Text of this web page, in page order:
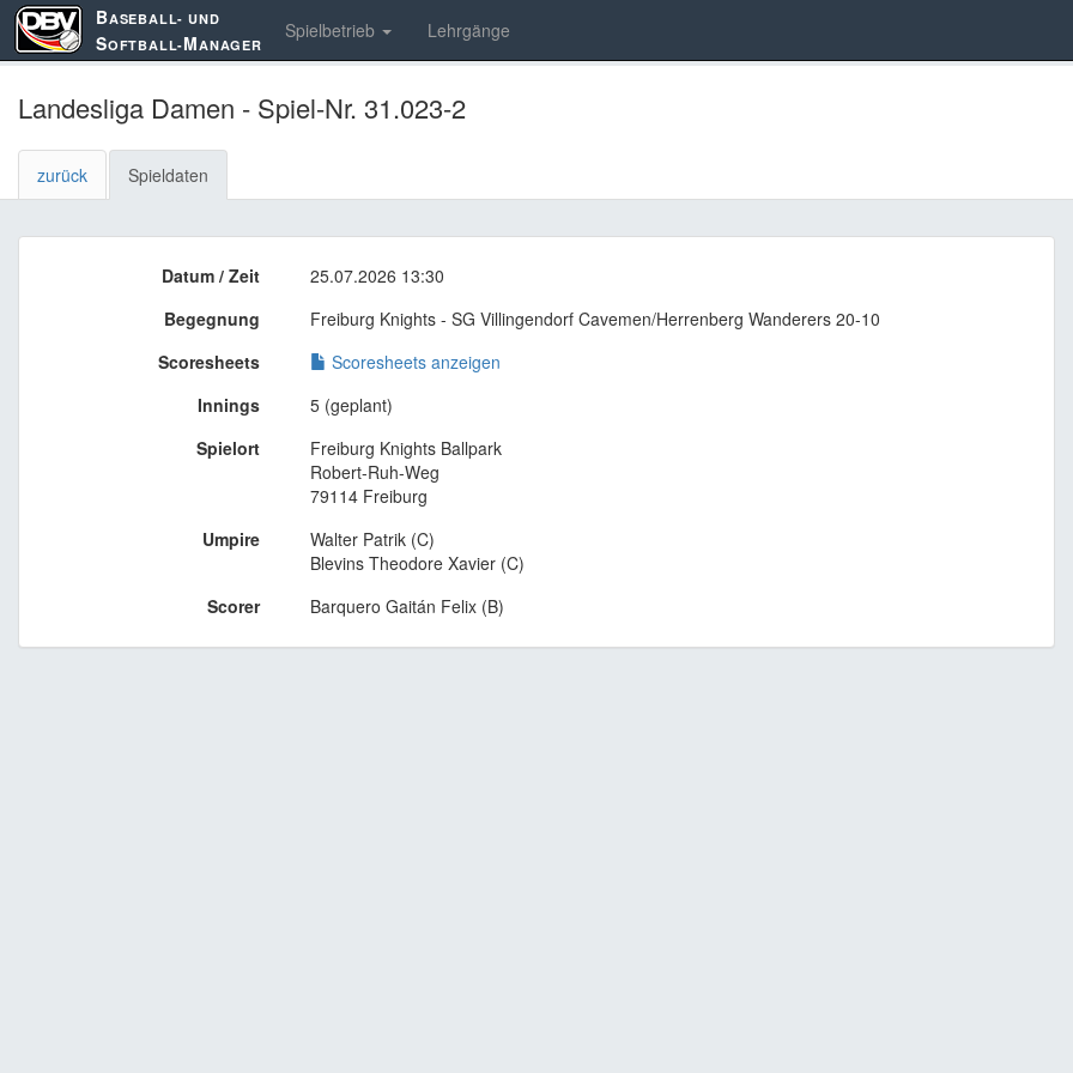
BASEBALL- UND
SOFTBALL-MANAGER
Spielbetrieb Lehrgänge
Landesliga Damen - Spiel-Nr. 31.023-2
zurück Spieldaten
Datum / Zeit
25.07.2026 13:30
Begegnung
Freiburg Knights - SG Villingendorf Cavemen/Herrenberg Wanderers 20-10
Scoresheets
Scoresheets anzeigen
Innings
5 (geplant)
Spielort
Freiburg Knights Ballpark
Robert-Ruh-Weg
79114 Freiburg
Umpire
Walter Patrik (C)
Blevins Theodore Xavier (C)
Scorer
Barquero Gaitán Felix (B)